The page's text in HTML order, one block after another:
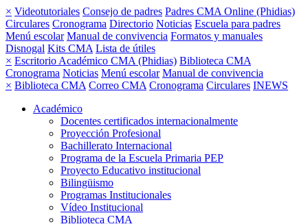
× Videotutoriales Consejo de padres Padres CMA Online (Phidias)
Circulares Cronograma Directorio Noticias Escuela para padres
Menú escolar Manual de convivencia Formatos y manuales
Disnogal Kits CMA Lista de útiles
× Escritorio Académico CMA (Phidias) Biblioteca CMA
Cronograma Noticias Menú escolar Manual de convivencia
× Biblioteca CMA Correo CMA Cronograma Circulares INEWS
Académico
Docentes certificados internacionalmente
Proyección Profesional
Bachillerato Internacional
Programa de la Escuela Primaria PEP
Proyecto Educativo institucional
Bilingüismo
Programas Institucionales
Vídeo Institucional
Biblioteca CMA